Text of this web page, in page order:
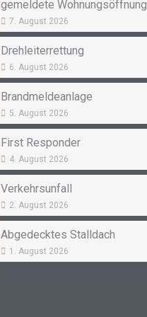
gemeldete Wohnungsöffnung
7. August 2026
Drehleiterrettung
6. August 2026
Brandmeldeanlage
5. August 2026
First Responder
4. August 2026
Verkehrsunfall
2. August 2026
Abgedecktes Stalldach
1. August 2026